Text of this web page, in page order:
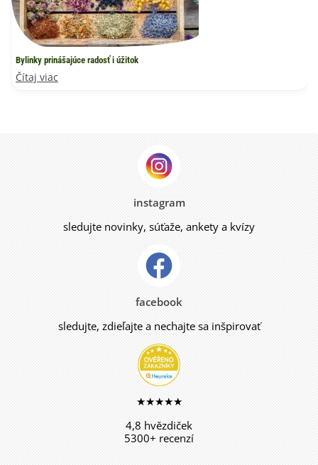
Bylinky prinášajúce radosť i úžitok
Čítaj viac
instagram
sledujte novinky, súťaže, ankety a kvízy
facebook
sledujte, zdieľajte a nechajte sa inšpirovať
★★★★★
4,8 hvězdiček
5300+ recenzí